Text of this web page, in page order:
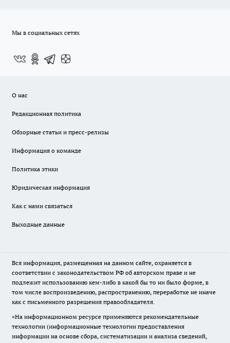
Мы в социальных сетях
О нас
Редакционная политика
Обзорные статьи и пресс-релизы
Информация о команде
Политика этики
Юридическая информация
Как с нами связаться
Выходные данные
Вся информация, размещенная на данном сайте, охраняется в
соответствии с законодательством РФ об авторском праве и не
подлежит использованию кем-либо в какой бы то ни было форме, в
том числе воспроизведению, распространению, переработке не иначе
как с письменного разрешения правообладателя.
«На информационном ресурсе применяются рекомендательные
технологии (информационные технологии предоставления
информации на основе сбора, систематизации и анализа сведений,